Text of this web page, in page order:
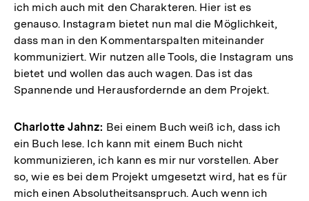
ich mich auch mit den Charakteren. Hier ist es
genauso. Instagram bietet nun mal die Möglichkeit,
dass man in den Kommentarspalten miteinander
kommuniziert. Wir nutzen alle Tools, die Instagram uns
bietet und wollen das auch wagen. Das ist das
Spannende und Herausfordernde an dem Projekt.
Charlotte Jahnz: Bei einem Buch weiß ich, dass ich
ein Buch lese. Ich kann mit einem Buch nicht
kommunizieren, ich kann es mir nur vorstellen. Aber
so, wie es bei dem Projekt umgesetzt wird, hat es für
mich einen Absolutheitsanspruch. Auch wenn ich